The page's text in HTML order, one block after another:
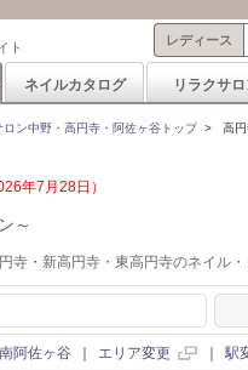
ト レディース
ネイルカタログ リラクサ
ロン中野・高円寺・阿佐ヶ谷トップ> 高円
年7月28日）
～
寺・新高円寺・東高円寺のネイル
阿佐ヶ谷 エリア変更 駅